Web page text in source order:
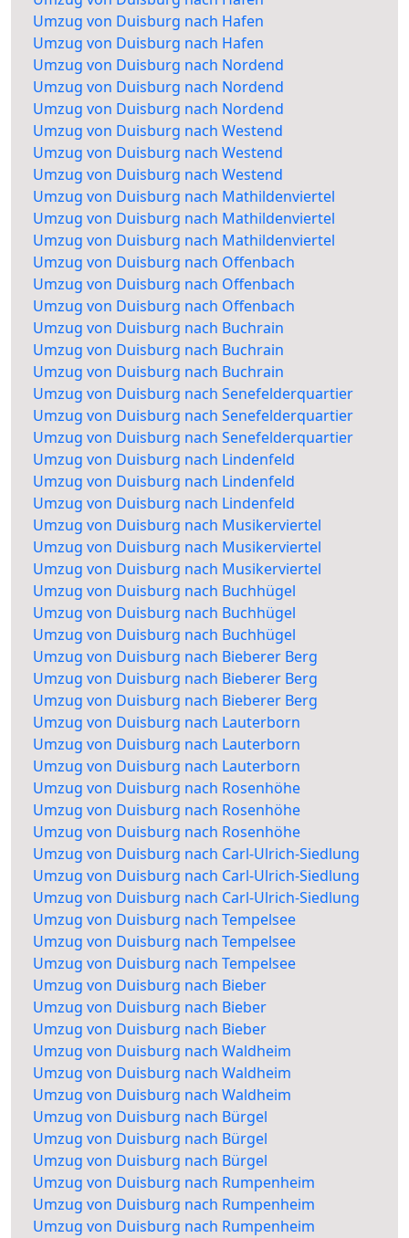
Umzug von Duisburg nach Hafen
Umzug von Duisburg nach Hafen
Umzug von Duisburg nach Nordend
Umzug von Duisburg nach Nordend
Umzug von Duisburg nach Nordend
Umzug von Duisburg nach Westend
Umzug von Duisburg nach Westend
Umzug von Duisburg nach Westend
Umzug von Duisburg nach Mathildenviertel
Umzug von Duisburg nach Mathildenviertel
Umzug von Duisburg nach Mathildenviertel
Umzug von Duisburg nach Offenbach
Umzug von Duisburg nach Offenbach
Umzug von Duisburg nach Offenbach
Umzug von Duisburg nach Buchrain
Umzug von Duisburg nach Buchrain
Umzug von Duisburg nach Buchrain
Umzug von Duisburg nach Senefelderquartier
Umzug von Duisburg nach Senefelderquartier
Umzug von Duisburg nach Senefelderquartier
Umzug von Duisburg nach Lindenfeld
Umzug von Duisburg nach Lindenfeld
Umzug von Duisburg nach Lindenfeld
Umzug von Duisburg nach Musikerviertel
Umzug von Duisburg nach Musikerviertel
Umzug von Duisburg nach Musikerviertel
Umzug von Duisburg nach Buchhügel
Umzug von Duisburg nach Buchhügel
Umzug von Duisburg nach Buchhügel
Umzug von Duisburg nach Bieberer Berg
Umzug von Duisburg nach Bieberer Berg
Umzug von Duisburg nach Bieberer Berg
Umzug von Duisburg nach Lauterborn
Umzug von Duisburg nach Lauterborn
Umzug von Duisburg nach Lauterborn
Umzug von Duisburg nach Rosenhöhe
Umzug von Duisburg nach Rosenhöhe
Umzug von Duisburg nach Rosenhöhe
Umzug von Duisburg nach Carl-Ulrich-Siedlung
Umzug von Duisburg nach Carl-Ulrich-Siedlung
Umzug von Duisburg nach Carl-Ulrich-Siedlung
Umzug von Duisburg nach Tempelsee
Umzug von Duisburg nach Tempelsee
Umzug von Duisburg nach Tempelsee
Umzug von Duisburg nach Bieber
Umzug von Duisburg nach Bieber
Umzug von Duisburg nach Bieber
Umzug von Duisburg nach Waldheim
Umzug von Duisburg nach Waldheim
Umzug von Duisburg nach Waldheim
Umzug von Duisburg nach Bürgel
Umzug von Duisburg nach Bürgel
Umzug von Duisburg nach Bürgel
Umzug von Duisburg nach Rumpenheim
Umzug von Duisburg nach Rumpenheim
Umzug von Duisburg nach Rumpenheim